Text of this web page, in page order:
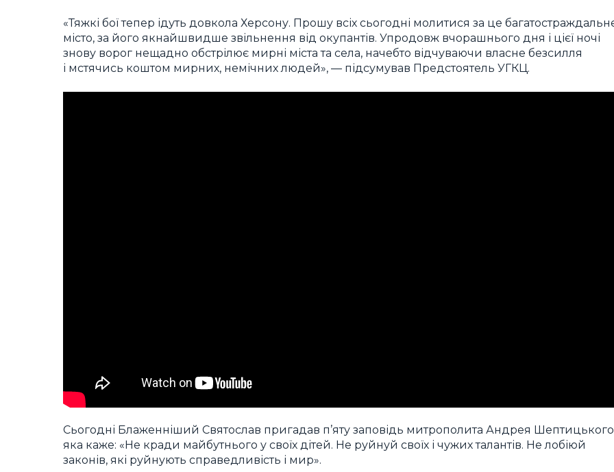
«Тяжкі бої тепер ідуть довкола Херсону. Прошу всіх сьогодні молитися за це
місто, за його якнайшвидше звільнення від окупантів. Упродовж вчорашнього дня і цієї ночі
знову ворог нещадно обстрілює мирні міста та села, начебто відчуваючи власне безсилля
і мстячись коштом мирних, немічних людей», — підсумував Предстоятель УГКЦ.
Сьогодні Блаженніший Святослав пригадав п’яту заповідь митрополита Андрея
яка каже: «Не кради майбутнього у своїх дітей. Не руйнуй своїх і чужих талантів. Не лобіюй
законів, які руйнують справедливість і мир».